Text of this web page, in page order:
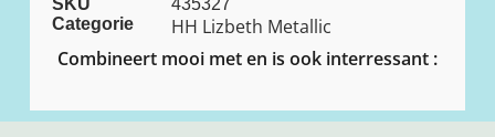
SKU
435327
Categorie
HH Lizbeth Metallic
Combineert mooi met en is ook interressant :